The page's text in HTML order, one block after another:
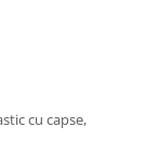
cu capse,